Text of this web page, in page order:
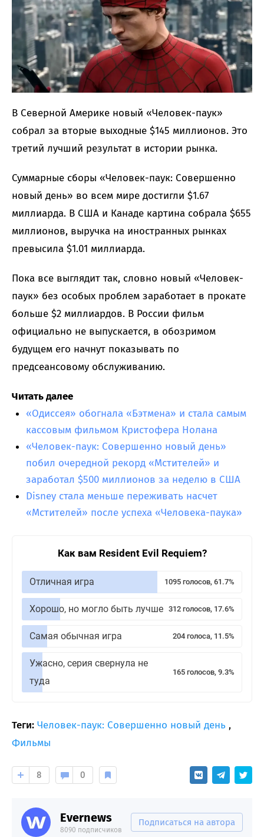
В Северной Америке новый «Человек-паук»
собрал за вторые выходные $145 миллионов. Это
третий лучший результат в истории рынка.
Суммарные сборы «Человек-паук: Совершенно
новый день» во всем мире достигли $1.67
миллиарда. В США и Канаде картина собрала $655
миллионов, выручка на иностранных рынках
превысила $1.01 миллиарда.
Пока все выглядит так, словно новый «Человек-
паук» без особых проблем заработает в прокате
больше $2 миллиардов. В России фильм
официально не выпускается, в обозримом
будущем его начнут показывать по
предсеансовому обслуживанию.
Читать далее
«Одиссея» обогнала «Бэтмена» и стала самым
кассовым фильмом Кристофера Нолана
«Человек-паук: Совершенно новый день»
побил очередной рекорд «Мстителей» и
заработал $500 миллионов за неделю в США
Disney стала меньше переживать насчет
«Мстителей» после успеха «Человека-паука»
Как вам Resident Evil Requiem?
Отличная игра 1095 голосов, 61.7%
Хорошо, но могло быть лучше 312 голосов, 17.6%
Самая обычная игра 204 голоса, 11.5%
Ужасно, серия свернула не
туда
165 голосов, 9.3%
Теги: Человек-паук: Совершенно новый день ,
Фильмы
8 0
Evernews
8090 подписчиков
Подписаться на автора